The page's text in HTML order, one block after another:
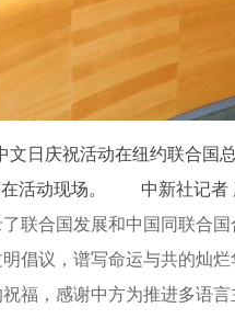
庆祝活动在纽约联合国
在活动现场。 中新社记者
合国发展和中国同联合国
倡议，谱写命运与共的灿烂
，感谢中方为推进多语言